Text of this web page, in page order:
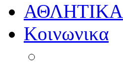
ΑΘΛΗΤΙΚΑ
Κοινωνικα